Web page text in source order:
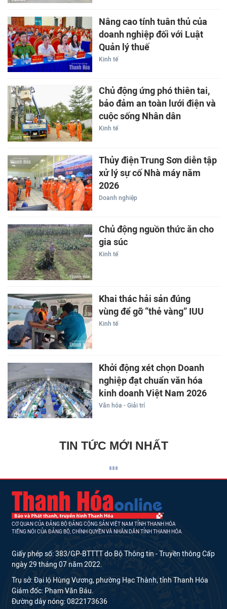
Nâng cao tính tuân thủ của
doanh nghiệp đối với Luật
Quản lý thuế
Kinh tế
Chủ động ứng phó thiên tai,
bảo đảm an toàn lưới điện và
cuộc sống Nhân dân
Kinh tế
Thủy điện Trung Sơn diễn tập
xử lý sự cố Nhà máy năm
2026
Doanh nghiệp
Chủ động nguồn thức ăn cho
gia súc
Kinh tế
Khai thác hải sản đúng
vùng để gỡ “thẻ vàng” IUU
Kinh tế
Khởi động xét chọn Doanh
nghiệp đạt chuẩn văn hóa
kinh doanh Việt Nam 2026
Văn hóa - Giải trí
TIN TỨC MỚI NHẤT
CƠ QUAN CỦA ĐẢNG BỘ ĐẢNG CỘNG SẢN VIỆT NAM TỈNH THANH HÓA
TIẾNG NÓI CỦA ĐẢNG BỘ, CHÍNH QUYỀN VÀ NHÂN DÂN TỈNH THANH HÓA
Giấy phép số: 383/GP-BTTTT do Bộ Thông tin - Truyền thông Cấp
ngày 29 tháng 07 năm 2022.
Trụ sở: Đại lộ Hùng Vương, phường Hạc Thành, tỉnh Thanh Hóa
Giám đốc: Phạm Văn Báu.
Đường dây nóng: 0822173636